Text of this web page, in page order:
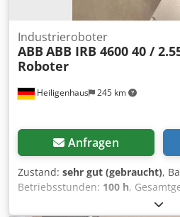
Heiligenhaus 245 km
Industrieroboter
ABB ABB IRB 4600 40 /
Roboter
Anfragen
Zustand: sehr gut (gebraucht),
Betriebsstunden: 100 h,